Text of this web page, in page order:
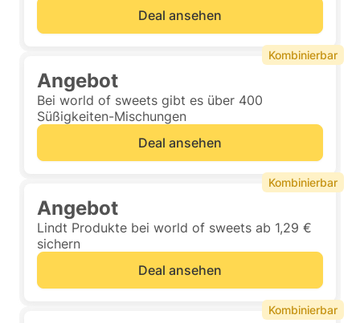
Deal ansehen
Angebot
Bei world of sweets gibt es über 400
Süßigkeiten-Mischungen
Deal ansehen
Kombinierbar
Angebot
Lindt Produkte bei world of sweets ab 1,29 €
sichern
Deal ansehen
Kombinierbar
Kombinierbar